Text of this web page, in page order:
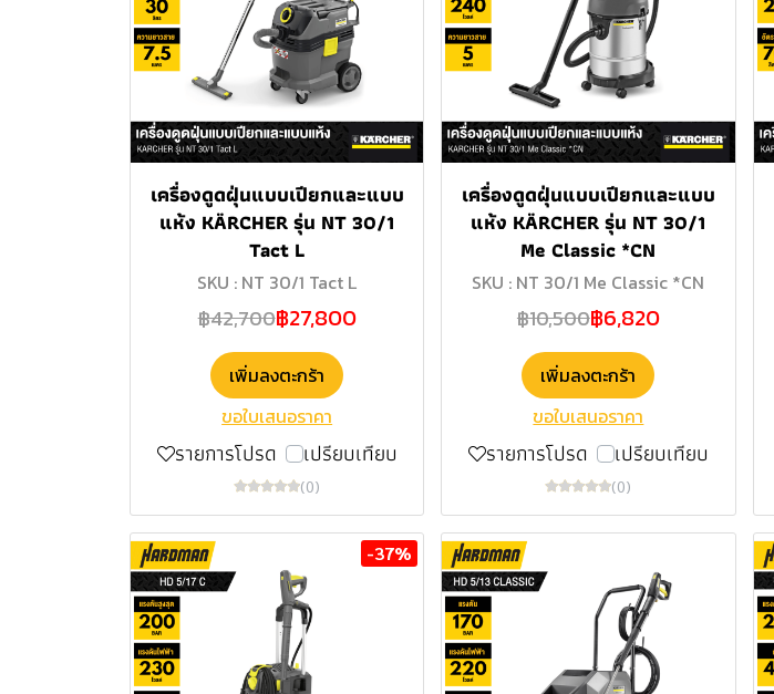
เครื่องดูดฝุ่นแบบเปียกและแบบ
แห้ง KÄRCHER รุ่น NT 30/1
Tact L
SKU : NT 30/1 Tact L
฿42,700฿27,800
เพิ่มลงตะกร้า
ขอใบเสนอราคา
รายการโปรด เปรียบเทียบ
(0)
เครื่องดูดฝุ่นแบบเปียกและแบบ
แห้ง KÄRCHER รุ่น NT 30/1
Me Classic *CN
SKU : NT 30/1 Me Classic *CN
฿10,500฿6,820
เพิ่มลงตะกร้า
ขอใบเสนอราคา
รายการโปรด เปรียบเทียบ
(0)
-37%